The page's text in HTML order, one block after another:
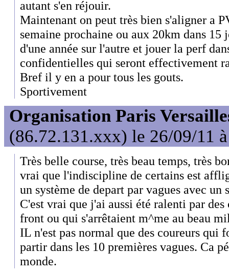
autant s'en réjouir.
Maintenant on peut très bien s'aligner a
semaine prochaine ou aux 20km dans 15
d'une année sur l'autre et jouer la perf
confidentielles qui seront effectivement
Bref il y en a pour tous les gouts.
Sportivement
Organisation Paris
(86.72.131.xxx) le 26/09/11
Très belle course, très beau temps, très
vrai que l'indiscipline de certains est
un système de depart par vagues avec un
C'est vrai que j'ai aussi été ralenti par
front ou qui s'arrêtaient m^me au beau
IL n'est pas normal que des coureurs qui
partir dans les 10 premières vagues. Ca
monde.